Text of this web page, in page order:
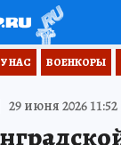
НАС ВОЕНКОРЫ
29 июня 2026 11:52